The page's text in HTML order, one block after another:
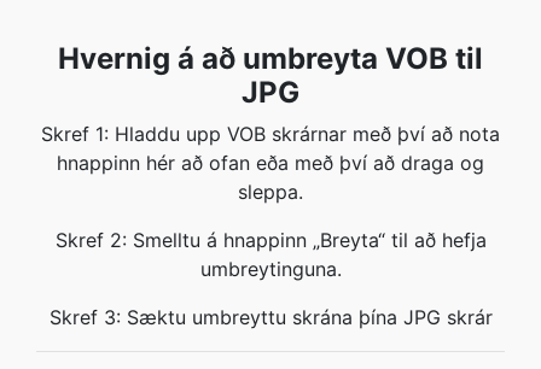
Hvernig á að umbreyta VOB til
JPG
Skref 1: Hladdu upp VOB skrárnar með því að nota
hnappinn hér að ofan eða með því að draga og
sleppa.
Skref 2: Smelltu á hnappinn „Breyta“ til að hefja
umbreytinguna.
Skref 3: Sæktu umbreyttu skrána þína JPG skrár